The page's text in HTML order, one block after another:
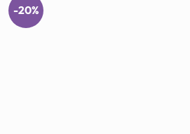
-20%